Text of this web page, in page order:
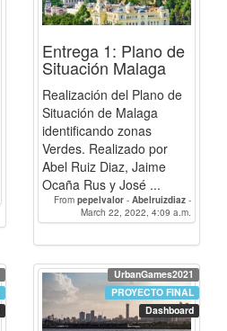
Entrega 1: Plano de
Situación Malaga
Realización del Plano de
Situación de Malaga
identificando zonas
Verdes. Realizado por
Abel Ruiz Diaz, Jaime
Ocaña Rus y José ...
From pepelvalor - Abelruizdiaz -
OcanaRusJaime
March 22, 2022, 4:09 a.m.
UrbanGames2021
PROYECTO FINAL
Dashboard